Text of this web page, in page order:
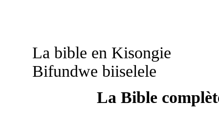
La bible en Kisongie
Bifundwe biiselele
La Bible